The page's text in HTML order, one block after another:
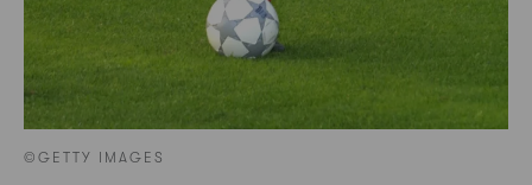
©GETTY IMAGES